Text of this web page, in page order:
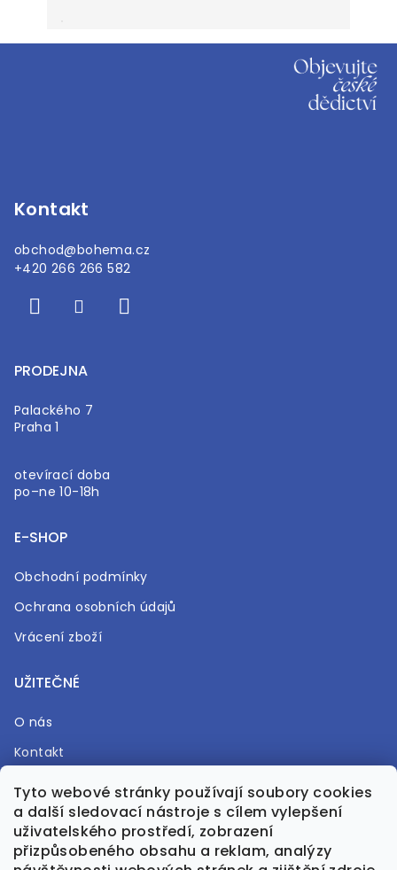
Tyto webové stránky používají soubory cookies
a další sledovací nástroje s cílem vylepšení
uživatelského prostředí, zobrazení
přizpůsobeného obsahu a reklam, analýzy
Kontakt
obchod@bohema.cz
+420 266 266 582
PRODEJNA
Palackého 7
Praha 1
otevírací doba
po–ne 10-18h
E-SHOP
Obchodní podmínky
Ochrana osobních údajů
Vrácení zboží
UŽITEČNÉ
O nás
Kontakt
Časté otázky
Prodejna